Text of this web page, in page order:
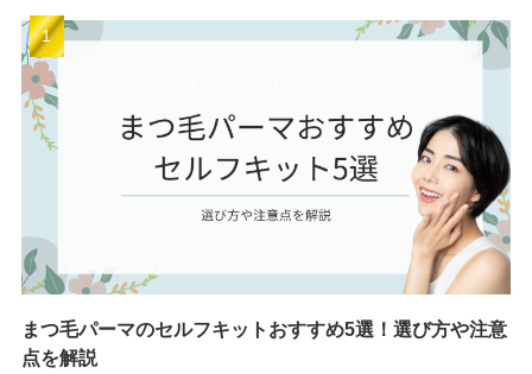
まつ毛パーマのセルフキットおすすめ5選！選び方や注意
点を解説